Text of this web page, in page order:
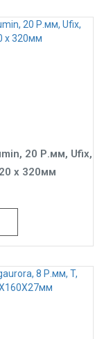
20 Р.мм, Ufix,
x 320мм